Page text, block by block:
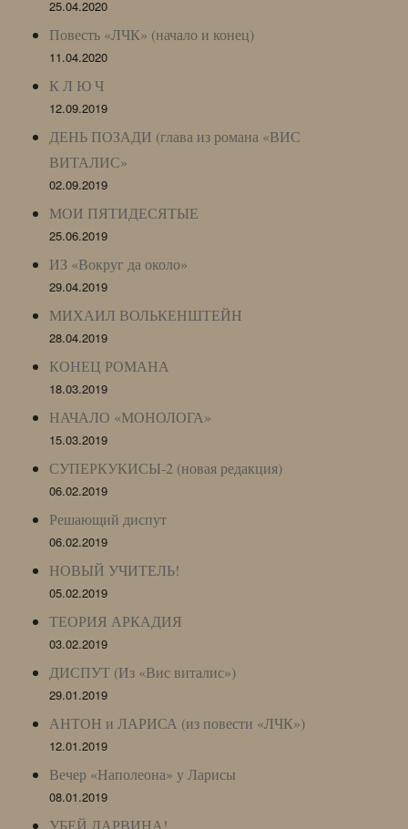
25.04.2020
Повесть «ЛЧК» (начало и конец)
11.04.2020
К Л Ю Ч
12.09.2019
ДЕНЬ ПОЗАДИ (глава из романа «ВИС
ВИТАЛИС»
02.09.2019
МОИ ПЯТИДЕСЯТЫЕ
25.06.2019
ИЗ «Вокруг да около»
29.04.2019
МИХАИЛ ВОЛЬКЕНШТЕЙН
28.04.2019
КОНЕЦ РОМАНА
18.03.2019
НАЧАЛО «МОНОЛОГА»
15.03.2019
СУПЕРКУКИСЫ-2 (новая редакция)
06.02.2019
Решающий диспут
06.02.2019
НОВЫЙ УЧИТЕЛЬ!
05.02.2019
ТЕОРИЯ АРКАДИЯ
03.02.2019
ДИСПУТ (Из «Вис виталис»)
29.01.2019
АНТОН и ЛАРИСА (из повести «ЛЧК»)
12.01.2019
Вечер «Наполеона» у Ларисы
08.01.2019
УБЕЙ ДАРВИНА!